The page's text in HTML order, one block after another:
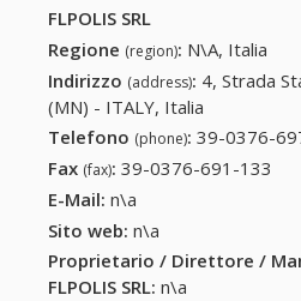
FLPOLIS SRL
Regione (region): N\A, Italia
Indirizzo (address): 4, Strada
(MN) - ITALY, Italia
Telefono (phone): 39-0376-
Fax (fax): 39-0376-691-133
E-Mail: n\a
Sito web: n\a
Proprietario / Direttore /
FLPOLIS SRL: n\a